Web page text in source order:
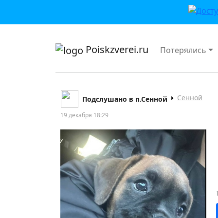
Poiskzverei.ru Потерялись
Подслушано в п.Сенной Сенной
19 декабря 18:29